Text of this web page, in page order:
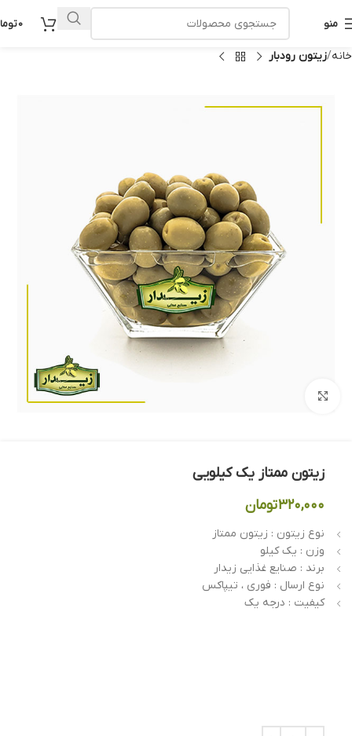
منو 0
خانه زیتون رودبار
زیتون ممتاز یک کیلویی
۳۲۰,۰۰۰تومان
نوع زیتون : زیتون ممتاز
وزن : یک کیلو
برند : صنایع غذایی زیدار
نوع ارسال : فوری ، تیپاکس
کیفیت : درجه یک